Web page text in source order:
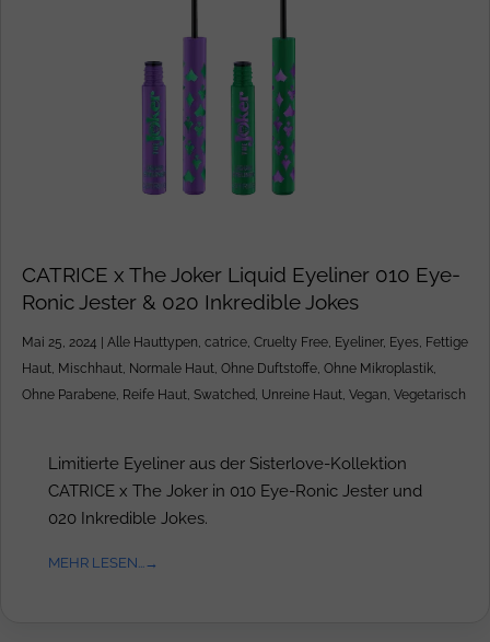
CATRICE x The Joker Liquid Eyeliner 010 Eye-
Ronic Jester & 020 Inkredible Jokes
Mai 25, 2024 Alle Hauttypen, catrice, Cruelty Free, Eyeliner, Eyes, Fettige
Haut, Mischhaut, Normale Haut, Ohne Duftstoffe, Ohne Mikroplastik,
Ohne Parabene, Reife Haut, Swatched, Unreine Haut, Vegan, Vegetarisch
Limitierte Eyeliner aus der Sisterlove-Kollektion
CATRICE x The Joker in 010 Eye-Ronic Jester und
020 Inkredible Jokes.
MEHR LESEN...